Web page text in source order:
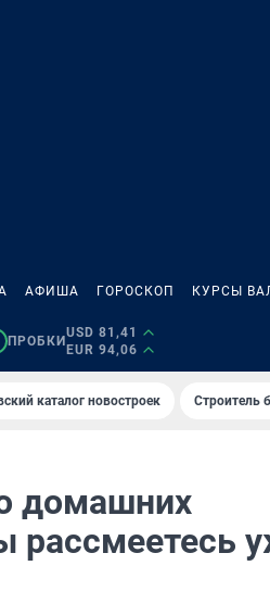
АФИША ГОРОСКОП КУРСЫ
ПРОБКИ
USD 81,41
EUR 94,06
каталог новостроек Строитель
домашних
рассмеетесь